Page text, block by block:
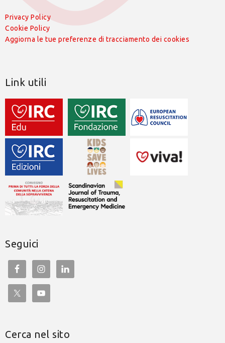
Privacy Policy
Cookie Policy
Aggiorna le tue preferenze di tracciamento dei cookies
Link utili
Seguici
Cerca nel sito